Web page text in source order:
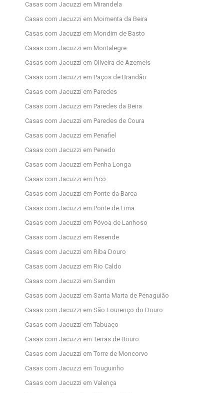
Casas com Jacuzzi em Mirandela
Casas com Jacuzzi em Moimenta da Beira
Casas com Jacuzzi em Mondim de Basto
Casas com Jacuzzi em Montalegre
Casas com Jacuzzi em Oliveira de Azemeis
Casas com Jacuzzi em Paços de Brandão
Casas com Jacuzzi em Paredes
Casas com Jacuzzi em Paredes da Beira
Casas com Jacuzzi em Paredes de Coura
Casas com Jacuzzi em Penafiel
Casas com Jacuzzi em Penedo
Casas com Jacuzzi em Penha Longa
Casas com Jacuzzi em Pico
Casas com Jacuzzi em Ponte da Barca
Casas com Jacuzzi em Ponte de Lima
Casas com Jacuzzi em Póvoa de Lanhoso
Casas com Jacuzzi em Resende
Casas com Jacuzzi em Riba Douro
Casas com Jacuzzi em Rio Caldo
Casas com Jacuzzi em Sandim
Casas com Jacuzzi em Santa Marta de Penaguião
Casas com Jacuzzi em São Lourenço do Douro
Casas com Jacuzzi em Tabuaço
Casas com Jacuzzi em Terras de Bouro
Casas com Jacuzzi em Torre de Moncorvo
Casas com Jacuzzi em Touguinho
Casas com Jacuzzi em Valença